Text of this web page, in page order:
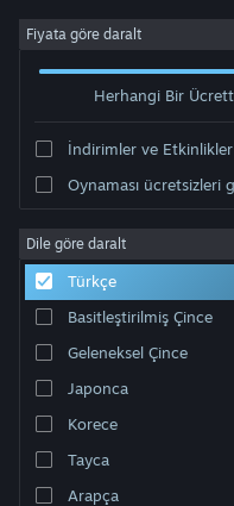
Giriş yap
Hakkında
Destek
Dili değiştir
Steam mobil uygulamasını
Masaüstü internet sitesini
Fiyata göre daralt
Herhangi Bir
İndirimler ve Etkinlikler
Oynaması ücretsizleri
Dile göre daralt
Türkçe
Basitleştirilmiş Çince
Geleneksel Çince
Japonca
Korece
Tayca
Arapça
"上海金山区美女上门特殊服务
服务】【见面满意再给钱，当面
Sırala Uygunluk